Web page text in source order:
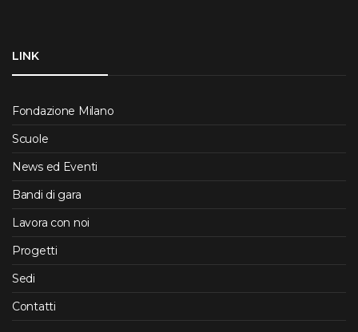
LINK
Fondazione Milano
Scuole
News ed Eventi
Bandi di gara
Lavora con noi
Progetti
Sedi
Contatti